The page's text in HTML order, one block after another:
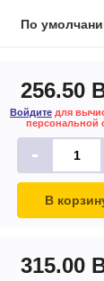
По
256.50
Войдите для
персональной
-
В
315.00